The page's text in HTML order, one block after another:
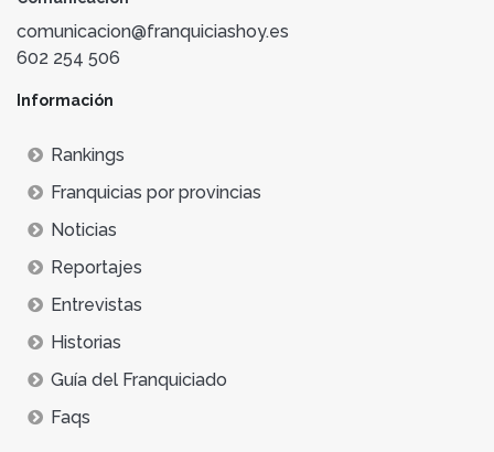
comunicacion@franquiciashoy.es
602 254 506
Información
Rankings
Franquicias por provincias
Noticias
Reportajes
Entrevistas
Historias
Guía del Franquiciado
Faqs